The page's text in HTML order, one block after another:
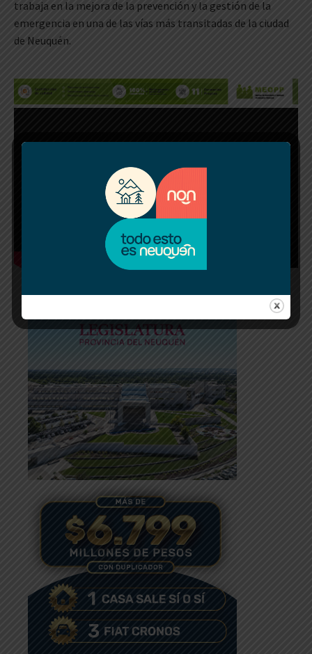
trabaja en la mejora de la prevención y la gestión de la
emergencia en una de las vías más transitadas de la ciudad
de Neuquén.